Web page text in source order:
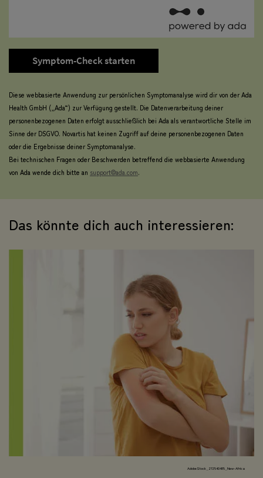
Symptom-Check starten
Diese webbasierte Anwendung zur persönlichen Symptomanalyse wird dir von der Ada
Health GmbH („Ada“) zur Verfügung gestellt. Die Datenverarbeitung deiner
personenbezogenen Daten erfolgt ausschließlich bei Ada als verantwortliche Stelle im
Sinne der DSGVO. Novartis hat keinen Zugriff auf deine personenbezogenen Daten
oder die Ergebnisse deiner Symptomanalyse.
Bei technischen Fragen oder Beschwerden betreffend die webbasierte Anwendung
von Ada wende dich bitte an support@ada.com.
Das könnte dich auch interessieren:
AdobeStock_272540485_New-Africa